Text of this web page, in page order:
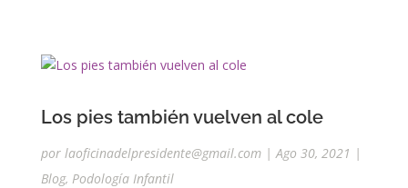
Los pies también vuelven al cole
por laoficinadelpresidente@gmail.com|Ago 30, 2021 |
Blog, Podología Infantil